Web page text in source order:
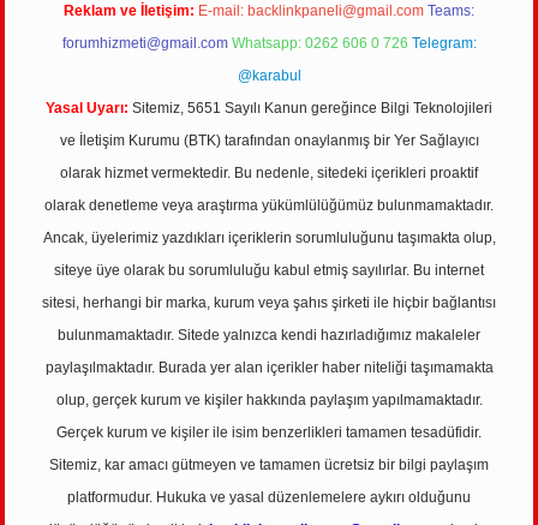
Reklam ve İletişim: E-mail: backlinkpaneli@gmail.com Teams:
forumhizmeti@gmail.com Whatsapp: 0262 606 0 726 Telegram:
@karabul
Yasal Uyarı: Sitemiz, 5651 Sayılı Kanun gereğince Bilgi Teknolojileri
ve İletişim Kurumu (BTK) tarafından onaylanmış bir Yer Sağlayıcı
olarak hizmet vermektedir. Bu nedenle, sitedeki içerikleri proaktif
olarak denetleme veya araştırma yükümlülüğümüz bulunmamaktadır.
Ancak, üyelerimiz yazdıkları içeriklerin sorumluluğunu taşımakta olup,
siteye üye olarak bu sorumluluğu kabul etmiş sayılırlar. Bu internet
sitesi, herhangi bir marka, kurum veya şahıs şirketi ile hiçbir bağlantısı
bulunmamaktadır. Sitede yalnızca kendi hazırladığımız makaleler
paylaşılmaktadır. Burada yer alan içerikler haber niteliği taşımamakta
olup, gerçek kurum ve kişiler hakkında paylaşım yapılmamaktadır.
Gerçek kurum ve kişiler ile isim benzerlikleri tamamen tesadüfidir.
Sitemiz, kar amacı gütmeyen ve tamamen ücretsiz bir bilgi paylaşım
platformudur. Hukuka ve yasal düzenlemelere aykırı olduğunu